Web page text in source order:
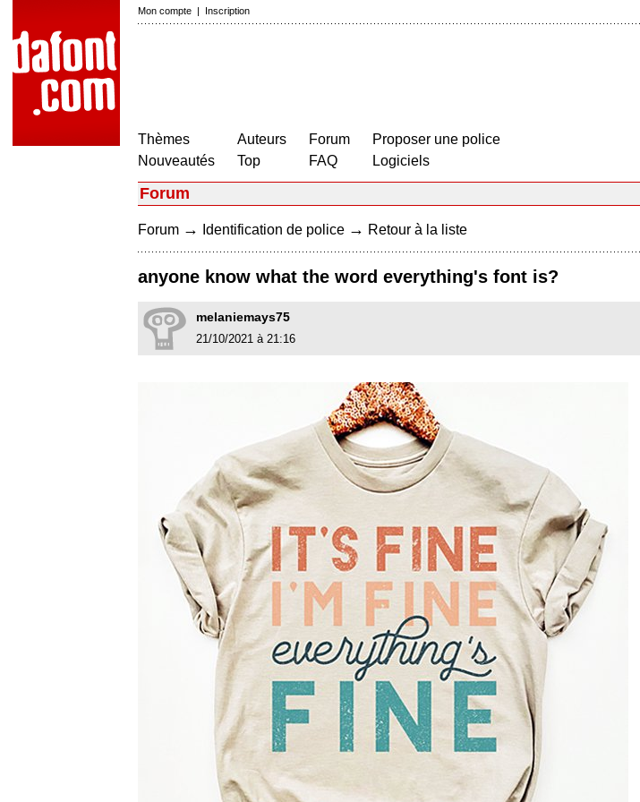
Mon compte | Inscription
Thèmes
Nouveautés
Auteurs
Top
Forum
FAQ
Proposer une police
Logiciels
Forum
Forum → Identification de police → Retour à la liste
anyone know what the word everything's font is?
melaniemays75
21/10/2021 à 21:16